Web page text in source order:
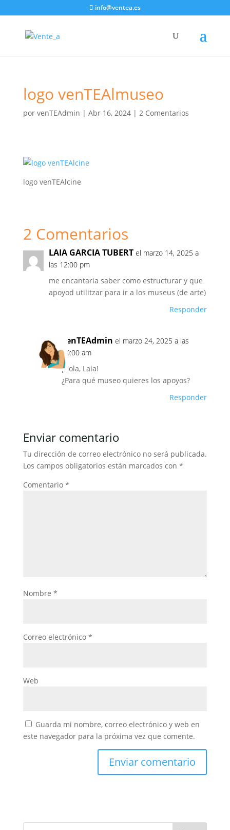
info@ventea.es
logo venTEAlmuseo
por venTEAdmin | Abr 16, 2024| 2 Comentarios
logo venTEAlcine
2 Comentarios
LAIA GARCIA TUBERT el marzo 14, 2025 a
las 12:00 pm
me encantaria saber como estructurar y que
apoyod utilitzar para ir a los museus (de arte)
Responder
venTEAdmin el marzo 24, 2025 a las
10:00 am
¡Hola, Laia!
¿Para qué museo quieres los apoyos?
Responder
Enviar comentario
Tu dirección de correo electrónico no será publicada.
Los campos obligatorios están marcados con *
Comentario *
Nombre *
Correo electrónico *
Web
Guarda mi nombre, correo electrónico y web en
este navegador para la próxima vez que comente.